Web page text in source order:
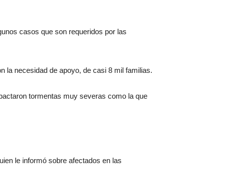
casos que son requeridos por las
la necesidad de apoyo, de casi 8 mil familias.
tormentas muy severas como la que
le informó sobre afectados en las